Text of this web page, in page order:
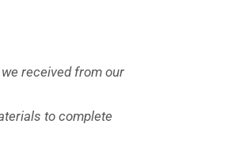
received from our
to complete